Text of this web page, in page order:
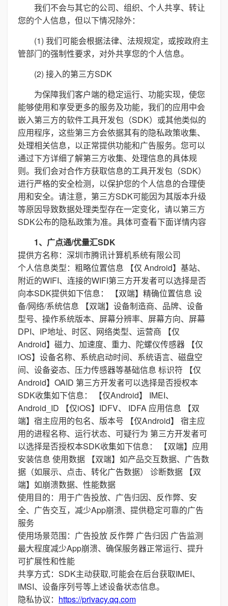
我们不会与其它的公司、组织、个人共享、转让
您的个人信息，但以下情况除外：
(1) 我们可能会根据法律、法规规定，或按政府主
管部门的强制性要求，对外共享您的个人信息。
(2) 接入的第三方SDK
为保障我们客户端的稳定运行、功能实现，使您
能够使用和享受更多的服务及功能，我们的应用中会
嵌入第三方的软件工具开发包（SDK）或其他类似的
应用程序，这些第三方会依据其有的隐私政策收集、
处理相关信息，以正常提供功能和广告服务。您可以
通过下方详细了解第三方收集、处理信息的具体规
则。我们会对合作方获取信息的工具开发包（SDK）
进行严格的安全检测，以保护您的个人信息的合理使
用和安全。请注意，第三方SDK可能因为其版本升级
等原因导致数据处理类型存在一定变化，请以第三方
SDK公布的隐私政策为准。具体可查看下面详情内容
1、广点通/优量汇SDK
提供方名称：深圳市腾讯计算机系统有限公司
个人信息类型：粗略位置信息 【仅 Android】基站、
附近的WIFI、连接的WIFI第三方开发者可以选择是否
向本SDK提供如下信息： 【双端】精确位置信息 设
备/网络/系统信息 【双端】设备制造商、品牌、设备
型号、操作系统版本、屏幕分辨率、屏幕方向、屏幕
DPI、IP地址、时区、网络类型、运营商 【仅
Android】磁力、加速度、重力、陀螺仪传感器 【仅
iOS】设备名称、系统启动时间、系统语言、磁盘空
间、设备姿态、压力传感器等基础信息 标识符 【仅
Android】OAID 第三方开发者可以选择是否授权本
SDK收集如下信息： 【仅Android】 IMEI、
Android_ID 【仅iOS】IDFV、 IDFA 应用信息 【双
端】宿主应用的包名、版本号 【仅Android】 宿主应
用的进程名称、运行状态、可疑行为 第三方开发者可
以选择是否授权本SDK收集如下信息： 【双端】应用
安装信息 使用数据 【双端】如产品交互数据、广告数
据（如展示、点击、转化广告数据） 诊断数据 【双
端】如崩溃数据、性能数据
使用目的：用于广告投放、广告归因、反作弊、安
全、广告交互，减少App崩溃、提供稳定可靠的广告
服务
使用场景范围：广告投放 反作弊 广告归因 广告监测
最大程度减少App崩溃、确保服务器正常运行、提升
可扩展性和性能
共享方式：SDK主动获取,可能会在后台获取IMEI、
IMSI、设备序列号等上述设备状态信息。
隐私协议： https://privacy.qq.com